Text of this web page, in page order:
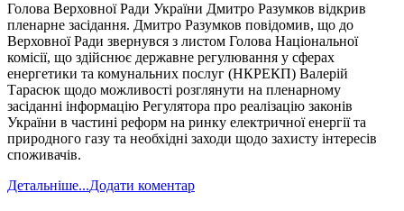
Голова Верховної Ради України Дмитро Разумков відкрив
пленарне засідання. Дмитро Разумков повідомив, що до
Верховної Ради звернувся з листом Голова Національної
комісії, що здійснює державне регулювання у сферах
енергетики та комунальних послуг (НКРЕКП) Валерій
Тарасюк щодо можливості розглянути на пленарному
засіданні інформацію Регулятора про реалізацію законів
України в частині реформ на ринку електричної енергії та
природного газу та необхідні заходи щодо захисту інтересів
споживачів.
Детальніше...Додати коментар